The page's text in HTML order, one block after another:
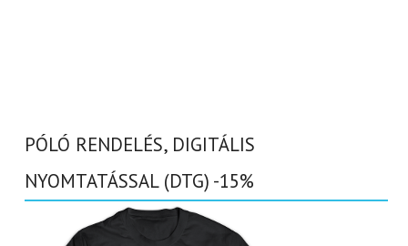
PÓLÓ RENDELÉS, DIGITÁLIS
NYOMTATÁSSAL (DTG) -15%